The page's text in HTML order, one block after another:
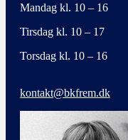
Mandag kl. 10 – 16
Tirsdag kl. 10 – 17
Torsdag kl. 10 – 16
kontakt@bkfrem.dk